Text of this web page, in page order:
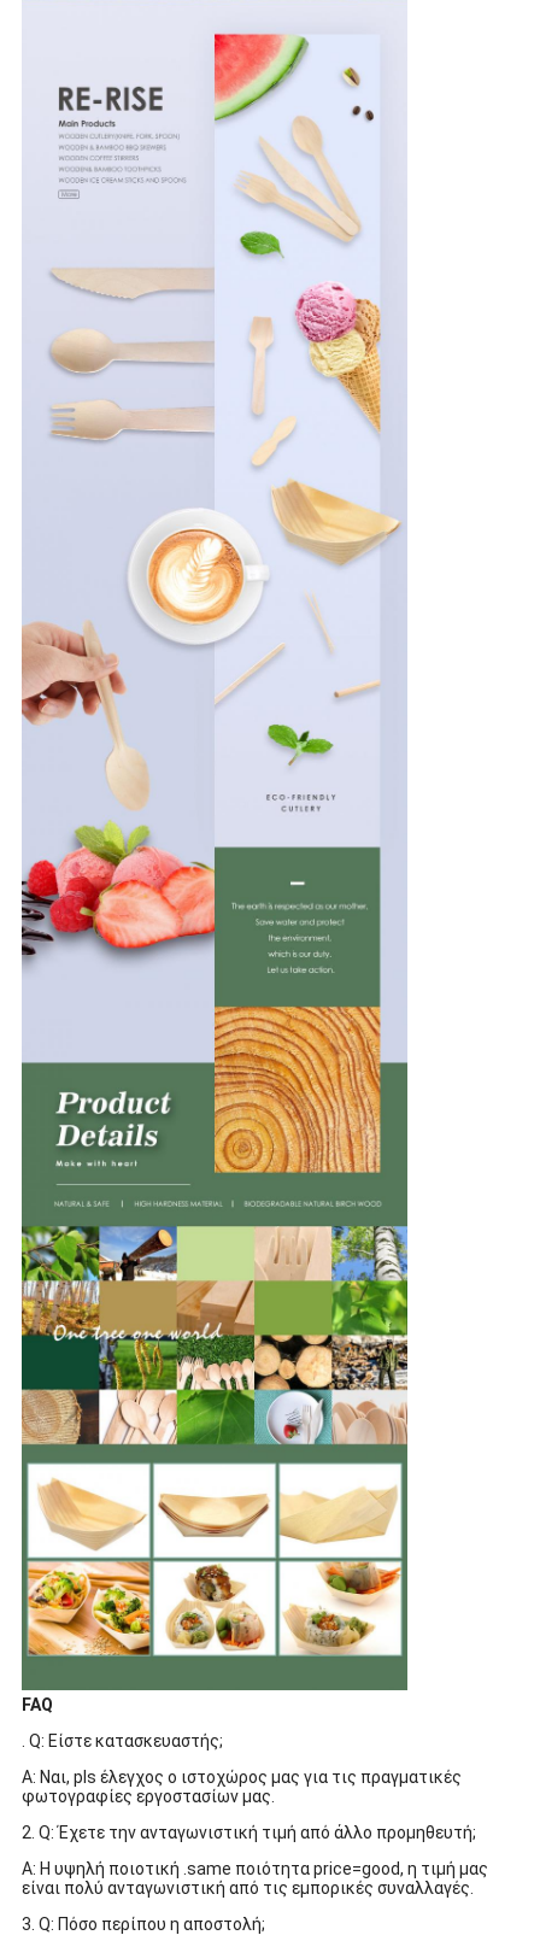
FAQ
. Q: Είστε κατασκευαστής;
Α: Ναι, pls έλεγχος ο ιστοχώρος μας για τις πραγματικές
φωτογραφίες εργοστασίων μας.
2. Q: Έχετε την ανταγωνιστική τιμή από άλλο προμηθευτή;
Α: Η υψηλή ποιοτική .same ποιότητα price=good, η τιμή μας
είναι πολύ ανταγωνιστική από τις εμπορικές συναλλαγές.
3. Q: Πόσο περίπου η αποστολή;